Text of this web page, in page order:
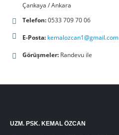
Çankaya / Ankara
Telefon:0533 709 70 06
E-Posta: kemalozcan1@gmail.com
Görüşmeler: Randevu ile
UZM. PSK. KEMAL ÖZCAN